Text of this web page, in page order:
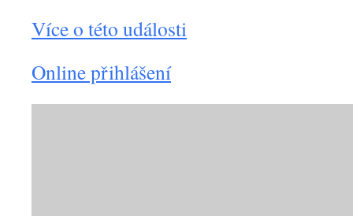
Více o této události
Online přihlášení